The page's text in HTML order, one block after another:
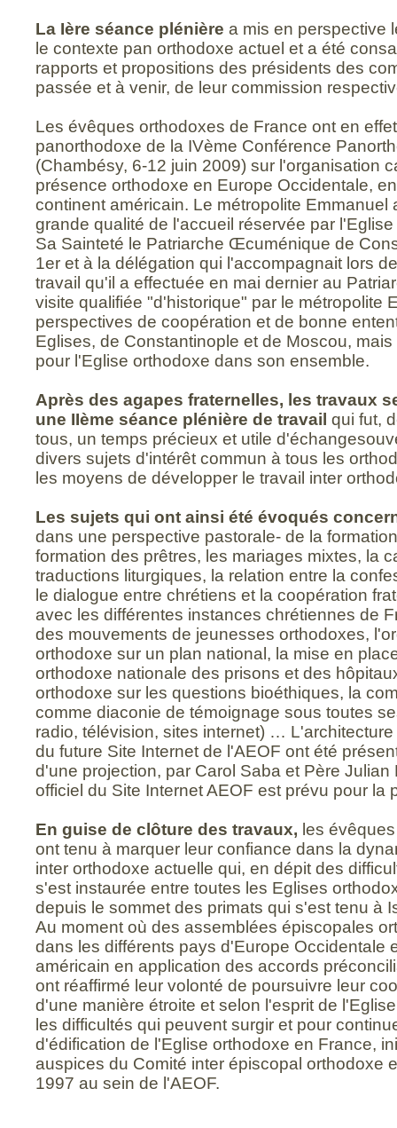
La Ière séance plénière a mis en perspective
le contexte pan orthodoxe actuel et a été
rapports et propositions des présidents des
passée et à venir, de leur commission
Les évêques orthodoxes de France ont en
panorthodoxe de la IVème Conférence
(Chambésy, 6-12 juin 2009) sur l'organisation
présence orthodoxe en Europe Occidentale,
continent américain. Le métropolite Emmanuel
grande qualité de l'accueil réservée par
Sa Sainteté le Patriarche Œcuménique de
1er et à la délégation qui l'accompagnait lors
travail qu'il a effectuée en mai dernier au
visite qualifiée "d'historique" par le métropolite
perspectives de coopération et de bonne
Eglises, de Constantinople et de Moscou,
pour l'Eglise orthodoxe dans son ensemble.
Après des agapes fraternelles, les travaux
une IIème séance plénière de travail qui fut,
tous, un temps précieux et utile
divers sujets d'intérêt commun à tous les
les moyens de développer le travail inter
Les sujets qui ont ainsi été évoqués
dans une perspective pastorale- de la
formation des prêtres, les mariages mixtes, la
traductions liturgiques, la relation entre la
le dialogue entre chrétiens et la coopération
avec les différentes instances chrétiennes de
des mouvements de jeunesses orthodoxes,
orthodoxe sur un plan national, la mise en
orthodoxe nationale des prisons et des
orthodoxe sur les questions bioéthiques, la
comme diaconie de témoignage sous toutes
radio, télévision, sites internet) …
du future Site Internet de l'AEOF ont été
d'une projection, par Carol Saba et Père Julian
officiel du Site Internet AEOF est prévu pour la
En guise de clôture des travaux, les
ont tenu à marquer leur confiance dans la
inter orthodoxe actuelle qui, en dépit des
s'est instaurée entre toutes les Eglises
depuis le sommet des primats qui s'est tenu à
Au moment où des assemblées épiscopales
dans les différents pays d'Europe Occidentale
américain en application des accords
ont réaffirmé leur volonté de poursuivre leur
d'une manière étroite et selon l'esprit de
les difficultés qui peuvent surgir et pour
d'édification de l'Eglise orthodoxe en France,
auspices du Comité inter épiscopal orthodoxe
1997 au sein de l'AEOF.